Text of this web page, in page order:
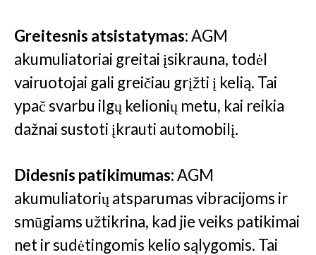
Greitesnis atsistatymas:AGM
akumuliatoriai greitai įsikrauna, todėl
vairuotojai gali greičiau grįžti į kelią. Tai
ypač svarbu ilgų kelionių metu, kai reikia
dažnai sustoti įkrauti automobilį.
Didesnis patikimumas:AGM
akumuliatorių atsparumas vibracijoms ir
smūgiams užtikrina, kad jie veiks patikimai
net ir sudėtingomis kelio sąlygomis. Tai